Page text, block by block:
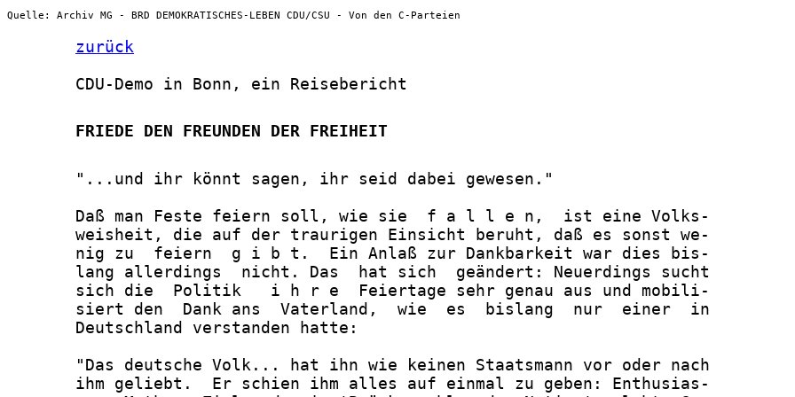
Quelle: Archiv MG - BRD DEMOKRATISCHES-LEBEN CDU/CSU - Von den C-Parteien
zurück
       CDU-Demo in Bonn, ein Reisebericht
       FRIEDE DEN FREUNDEN DER FREIHEIT